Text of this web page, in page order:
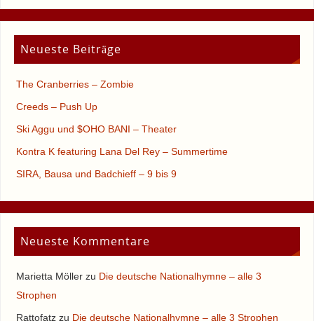
Neueste Beiträge
The Cranberries – Zombie
Creeds – Push Up
Ski Aggu und $OHO BANI – Theater
Kontra K featuring Lana Del Rey – Summertime
SIRA, Bausa und Badchieff – 9 bis 9
Neueste Kommentare
Marietta Möllerzu Die deutsche Nationalhymne – alle 3
Strophen
Rattofatzzu Die deutsche Nationalhymne – alle 3 Strophen